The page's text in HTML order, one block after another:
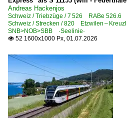
A 3/5
Ec 3/5
Dampfloks | Fahrzeuge
141 R 568
52 8055
E-Loks | 91 85
4 410 Re 410 Re 4/4 I
2020
2023
2026
Andreas Hackenjos
Schweiz / Triebzüge / 7 526 RABe 526.6
Schweiz / Strecken / 820 Etzwilen –
SNB>NOB>SBB ·Seelinie·
 52 1600x1000 Px, 01.07.2026